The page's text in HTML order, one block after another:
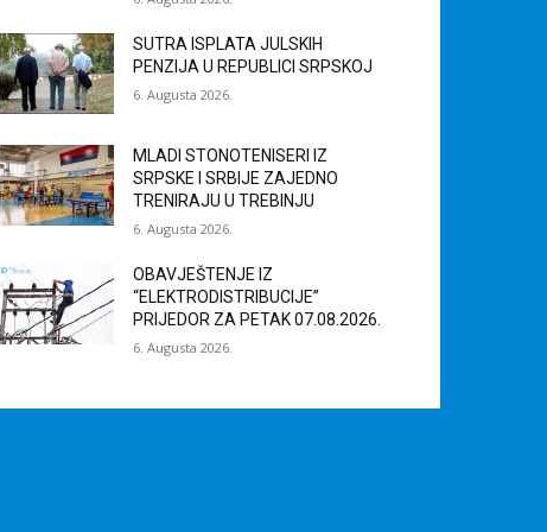
SUTRA ISPLATA JULSKIH
PENZIJA U REPUBLICI SRPSKOJ
6. Augusta 2026.
MLADI STONOTENISERI IZ
SRPSKE I SRBIJE ZAJEDNO
TRENIRAJU U TREBINJU
6. Augusta 2026.
OBAVJEŠTENJE IZ
“ELEKTRODISTRIBUCIJE”
PRIJEDOR ZA PETAK 07.08.2026.
6. Augusta 2026.